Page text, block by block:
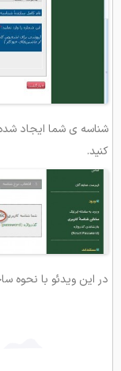
شناسه ی شما ایجاد
کنید.
در این ویدئو با نحوه